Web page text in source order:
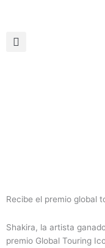
Recibe el premio global
Shakira, la artista
premio Global Touring